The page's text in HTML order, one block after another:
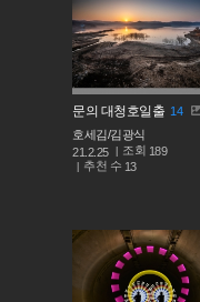
문의 대청호일출 14
호세김/김광식
21.2.25
조회 189
추천 수 13